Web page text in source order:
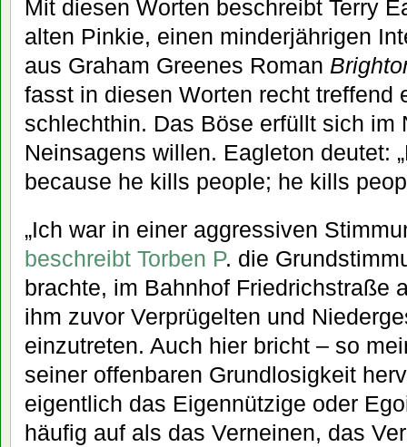
Mit diesen Worten beschreibt Terry
alten Pinkie, einen minderjährigen
aus Graham Greenes Roman
fasst in diesen Worten recht treffend
schlechthin. Das Böse erfüllt sich im
Neinsagens willen. Eagleton deutet:
because he kills people; he kills
„Ich war in einer aggressiven
beschreibt Torben P. die
brachte, im Bahnhof Friedrichstraße
ihm zuvor Verprügelten und
einzutreten. Auch hier bricht – so
seiner offenbaren Grundlosigkeit
eigentlich das Eigennützige oder
häufig auf als das Verneinen, das